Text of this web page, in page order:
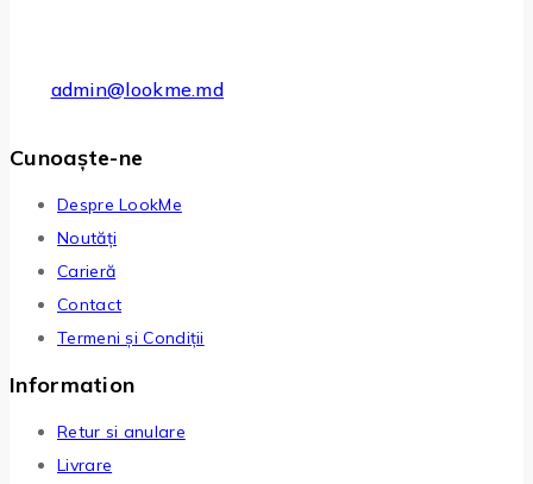
admin@lookme.md
Cunoaște-ne
Despre LookMe
Noutăți
Carieră
Contact
Termeni și Condiții
Information
Retur si anulare
Livrare